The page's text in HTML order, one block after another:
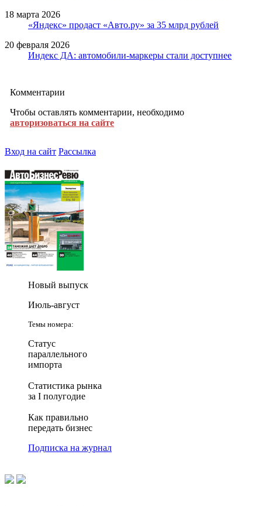
18 марта 2026
«Яндекс» продаст «Авто.ру» за 35 млрд рублей
20 февраля 2026
Индекс ДА: автомобили-маркеры стали доступнее
Комментарии
Чтобы оставлять комментарии, необходимо
авторизоваться на сайте
Вход на сайт Рассылка
Новый выпуск
Июль-август
Темы номера:
Статус
параллельного
импорта
Статистика рынка
за I полугодие
Как правильно
передать бизнес
Подписка на журнал